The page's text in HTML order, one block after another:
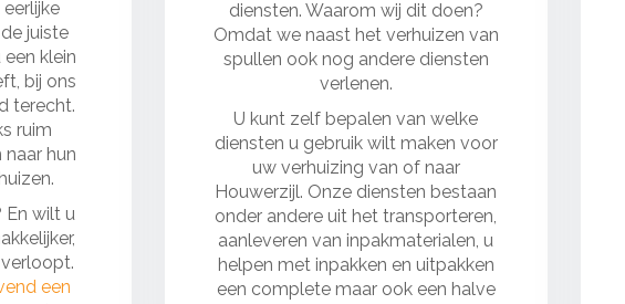
juiste
klein
bij ons
terecht.
ruim
hun
En wilt u
een
diensten. Waarom wij dit doen?
Omdat we naast het verhuizen van
spullen ook nog andere diensten
verlenen.
U kunt zelf bepalen van welke
diensten u gebruik wilt maken voor
uw verhuizing van of naar
Houwerzijl. Onze diensten bestaan
onder andere uit het transporteren,
aanleveren van inpakmaterialen, u
helpen met inpakken en uitpakken
een complete maar ook een halve